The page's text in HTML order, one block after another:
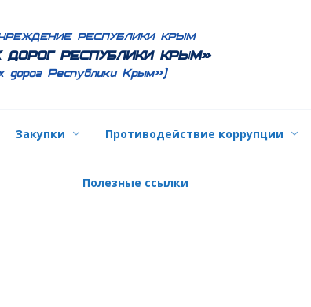
РЕСПУБЛИКИ КРЫМ
РЕСПУБЛИКИ КРЫМ»
Республики Крым»)
Закупки Противодействие коррупции
Полезные ссылки